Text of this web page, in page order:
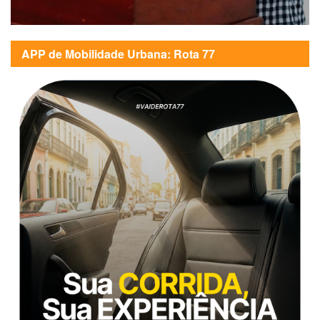
APP de Mobilidade Urbana: Rota 77